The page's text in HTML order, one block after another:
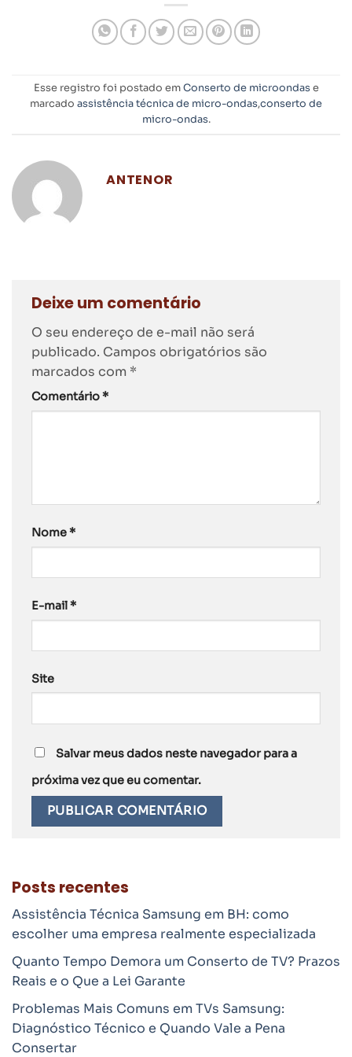
Esse registro foi postado emConserto de microondase
marcado assistência técnica de micro-ondas,conserto de
micro-ondas.
ANTENOR
Deixe um comentário
O seu endereço de e-mail não será
publicado. Campos obrigatórios são
marcados com *
Comentário*
Nome*
E-mail*
Site
Salvar meus dados neste navegador para a
próxima vez que eu comentar.
Posts recentes
Assistência Técnica Samsung em BH: como
escolher uma empresa realmente especializada
Quanto Tempo Demora um Conserto de TV? Prazos
Reais e o Que a Lei Garante
Problemas Mais Comuns em TVs Samsung:
Diagnóstico Técnico e Quando Vale a Pena
Consertar